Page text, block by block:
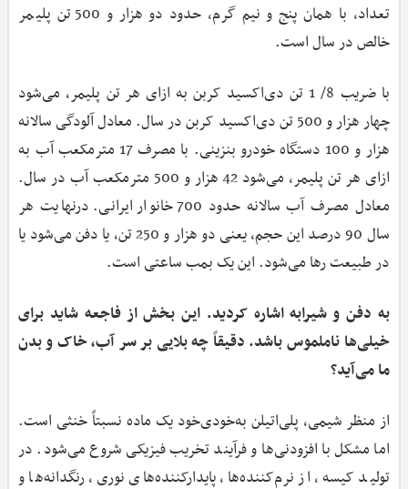
تعداد، با همان پنج و نیم گرم، حدود دو هزار و 500 تن پلیمر
خالص در سال است.
با ضریب 8/ 1 تن دی‌اکسید کربن به ازای هر تن پلیمر، می‌شود
چهار هزار و 500 تن دی‌اکسید کربن در سال. معادل آلودگی سالانه
هزار و 100 دستگاه خودرو بنزینی. با مصرف 17 مترمکعب آب به
ازای هر تن پلیمر، می‌شود 42 هزار و 500 مترمکعب آب در سال.
معادل مصرف آب سالانه حدود 700 خانوار ایرانی. درنهایت هر
سال 90 درصد این حجم، یعنی دو هزار و 250 تن، یا دفن می‌شود یا
در طبیعت رها می‌شود. این یک بمب ساعتی است.
به دفن و شیرابه اشاره کردید. این بخش از فاجعه شاید برای
خیلی‌ها ناملموس باشد. دقیقاً چه بلایی بر سر آب، خاک و بدن
ما می‌آید؟
از منظر شیمی، پلی‌اتیلن به‌خودی‌خود یک ماده نسبتاً خنثی است.
اما مشکل با افزودنی‌ها و فرآیند تخریب فیزیکی شروع می‌شود. در
تولید کیسه، از نرم‌کننده‌ها، پایدارکننده‌های نوری، رنگدانه‌ها و